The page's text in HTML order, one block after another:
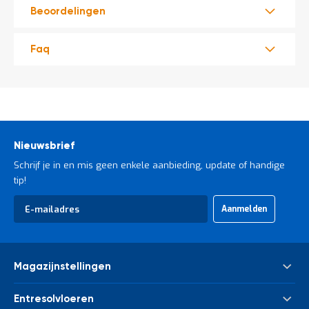
t
Mijn
Beoordelingen
Faq
Nieuwsbrief
Schrijf je in en mis geen enkele aanbieding, update of handige
tip!
Abonneer
op
Aanmelden
Magazijnstellingen
Entresolvloeren